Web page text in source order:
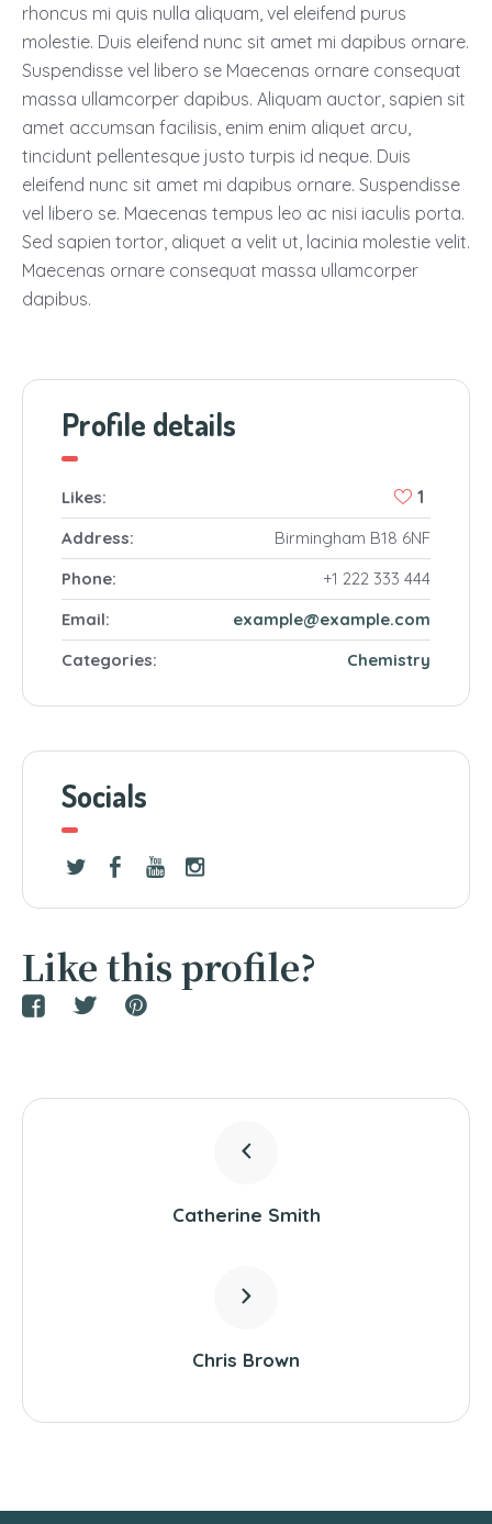
rhoncus mi quis nulla aliquam, vel eleifend purus
molestie. Duis eleifend nunc sit amet mi dapibus ornare.
Suspendisse vel libero se Maecenas ornare consequat
massa ullamcorper dapibus. Aliquam auctor, sapien sit
amet accumsan facilisis, enim enim aliquet arcu,
tincidunt pellentesque justo turpis id neque. Duis
eleifend nunc sit amet mi dapibus ornare. Suspendisse
vel libero se. Maecenas tempus leo ac nisi iaculis porta.
Sed sapien tortor, aliquet a velit ut, lacinia molestie velit.
Maecenas ornare consequat massa ullamcorper
dapibus.
Profile details
Likes: 1
Address:
Birmingham B18 6NF
Phone:
+1 222 333 444
Email:
example@example.com
Categories:
Chemistry
Socials
Like this profile?
Catherine Smith
Chris Brown